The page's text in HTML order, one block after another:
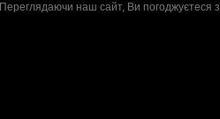
Переглядаючи наш сайт, Ви погоджуєтеся з